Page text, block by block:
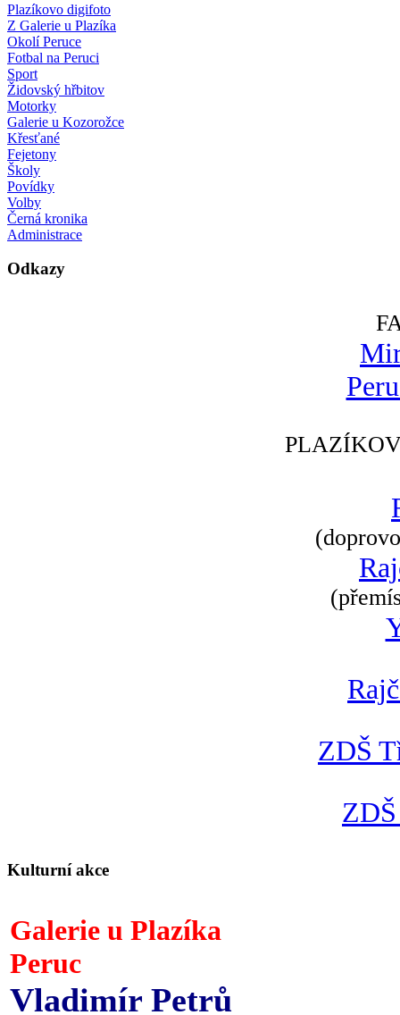
Plazíkovo digifoto
Z Galerie u Plazíka
Okolí Peruce
Fotbal na Peruci
Sport
Židovský hřbitov
Motorky
Galerie u Kozorožce
Křesťané
Fejetony
Školy
Povídky
Volby
Černá kronika
Administrace
Odkazy
ZDŠ
Kulturní akce
Galerie u Plazíka
Peruc
Vladimír Petrů